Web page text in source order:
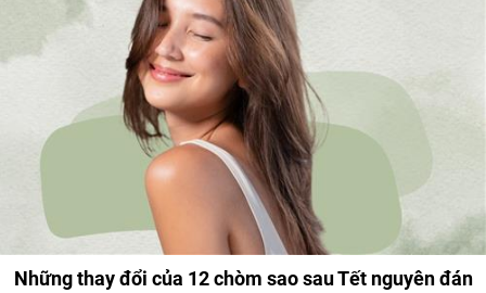
Những thay đổi của 12 chòm sao sau Tết nguyên đán